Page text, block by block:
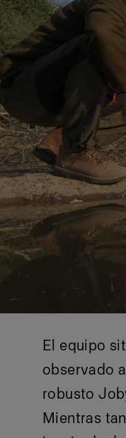
El equipo
observado
robusto
Mientras